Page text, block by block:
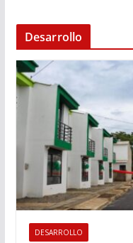
Desarrollo
DESARROLLO